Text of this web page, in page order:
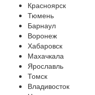
Красноярск
Тюмень
Барнаул
Воронеж
Хабаровск
Махачкала
Ярославль
Томск
Владивосток